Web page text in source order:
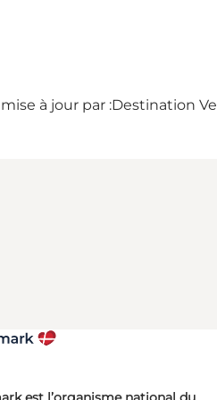
à jour par :Destination